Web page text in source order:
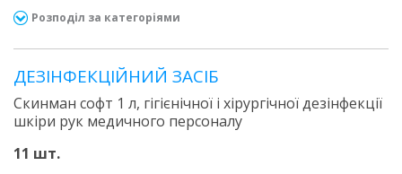
Розподіл за категоріями
ДЕЗІНФЕКЦІЙНИЙ ЗАСІБ
Скинман софт 1 л, гігієнічної і хірургічної дезінфекції
шкіри рук медичного персоналу
11 шт.